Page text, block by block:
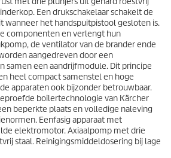
Een drukschakelaar schakelt de
wanneer het handspuitpistool gesloten is.
componenten en verlengt hun
de ventilator van de brander ende
aangedreven door een
samen een aandrijfmodule. Dit principe
heel compact samenstel en hoge
apparaten ook bijzonder betrouwbaar.
boilertechnologie van Kärcher
beperkte plaats en volledige naleving
Eenfasig apparaat met
elektromotor. Axiaalpomp met drie
staal. Reinigingsmiddeldosering bij lage